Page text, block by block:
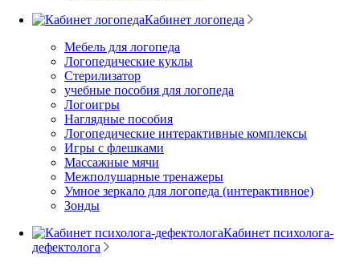
Кабинет логопеда
Мебель для логопеда
Логопедические куклы
Стерилизатор
учебные пособия для логопеда
Логоигры
Наглядные пособия
Логопедические интерактивные комплексы
Игры с флешками
Массажные мячи
Межполушарные тренажеры
Умное зеркало для логопеда (интерактивное)
Зонды
Кабинет психолога-
дефектолога